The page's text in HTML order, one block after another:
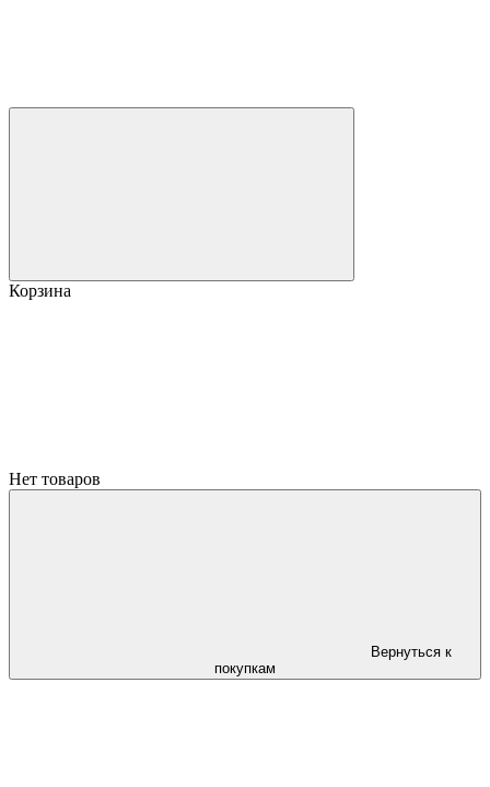
Корзина
Нет товаров
Вернуться к
покупкам